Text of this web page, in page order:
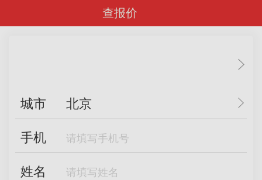
查报价
城市 北京
手机
姓名